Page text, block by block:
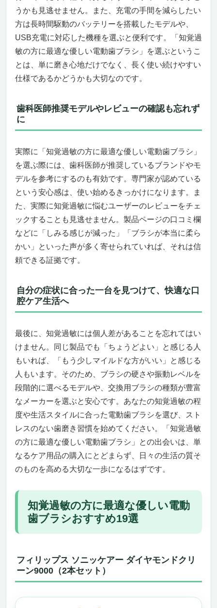
シには戻れない。
パナソニック 電動歯ブラシ ドルツ EW-DA43-A
を探しているあなたへ。歯科医推奨の“横磨
き”で、やさしく、でもしっかりケア。
歯ぐきを傷つけずに、でも歯周病菌を逃さな
い。極細毛×音波振動の革新ブラシ。
と、磨きすぎ防止機能が初心者にも安心。
さらに広がる“やさしいケア”の可能性。
オーバースペックかも？
総評：価格以上の満足感。やさしさ×実力で
知覚過敏対策に最強の選択。
パナソニック 電動歯ブラシ ドルツ 黒 EW-
DE55-K 知覚過敏の方に最適な、やさしさと高
音波振動×極細毛×パワー制御＝敏感な歯ぐき
に極上のやさしさ
知覚過敏ケアに特化した4種のブラシが付
属！痛みなく、確実に美しい歯へ
ょっと向かないかも
知覚過敏の方が長く付き合える電動歯ブラシ
を探しているなら、これが本命
に寄り添う、日本製の優しさ
知覚過敏に悩むあなたのための“やさしさ特
化”モデル
イオンの力とシリコンブラシで、歯ぐきと歯
の両方をケア
う設計
こんな方には特におすすめ｜逆に合わない方
は？
クラプロックス ブラックisホワイト 電動歯ブ
ラシ+粉歯みがき3g+替えブラシ2本セット
優しさと美しさを同時に叶える、“知覚過敏
歯の白さと口内の快適さ、両方欲しい人には
たまらない“カーボン×音波”の新体験
こんな人には特におすすめ、でもこういう方
両立した、知覚過敏の方に最適な電動歯ブラシ
「やさしく、しっかり」その願いを叶える、
うかも見逃せません。また、充電の手間を減らしたい
方は長時間駆動のバッテリーを搭載したモデルや、
USB充電に対応した機種を選ぶと便利です。「知覚過
敏の方に最適な優しい電動歯ブラシ」を選ぶというこ
とは、単に磨き心地だけでなく、長く使い続けやすい
仕様であるかどうかも大切なのです。
歯科医師推奨モデルやレビューの確認も忘れず
に
実際に「知覚過敏の方に最適な優しい電動歯ブラシ」
を選ぶ際には、歯科医師が推奨しているブランドやモ
デルを参考にするのも有効です。専門家が認めている
という安心感は、使い始めるきっかけになります。ま
た、実際に知覚過敏に悩むユーザーのレビューをチェ
ックすることも見逃せません。製品ページの口コミ欄
などに「しみる感じが減った」「ブラシが本当に柔ら
かい」といった声が多く寄せられていれば、それは信
頼できる証拠です。
自分の症状に合った一台を見つけて、快適な口
腔ケア生活へ
最後に、知覚過敏には個人差があることを忘れてはい
けません。同じ製品でも「ちょうどよい」と感じる人
もいれば、「もう少しマイルドな方がいい」と感じる
人もいます。そのため、ブラシの硬さや振動レベルを
段階的に選べるモデルや、交換用ブラシの種類が豊富
なメーカーを選ぶと安心です。あなたの知覚過敏の程
度や生活スタイルに合った電動歯ブラシを選び、スト
レスのない歯磨き習慣を始めてください。「知覚過敏
の方に最適な優しい電動歯ブラシ」との出会いは、単
なるケア用品の購入にとどまらず、日々の生活の質そ
のものを高める大切な一歩になるはずです。
知覚過敏の方に最適な優しい電動
歯ブラシおすすめ19選
フィリップス ソニッケアー ダイヤモンドクリ
ーン9000（2本セット）